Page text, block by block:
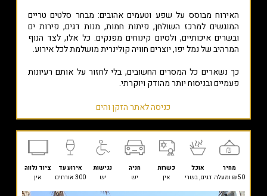
האירוח מבוסס על שפע וטעמים אהובים: מבחר סלטים טריים
המוגשים למרכז השולחן, פיתות חמות, מנות דגים, פירות ים
ובשרים איכותיים, ולסיום קינוחים מפנקים. כל אלו, לצד הנוף
המרהיב של נמל יפו, יוצרים חוויה קולינרית מושלמת לכל אירוע.
כך נשארים כל המסרים החשובים, בלי לחזור על אותם רעיונות
פעמיים ובניסוח יותר מהודק ויוקרתי.
כניסה לאתר הזקן והים
מחיר אוכל כשרות חניה נגישות אירוע עד
ציוד נלווה
50 ₪ ומעלה
דגים, בשרי אין יש יש 300 אורחים אין